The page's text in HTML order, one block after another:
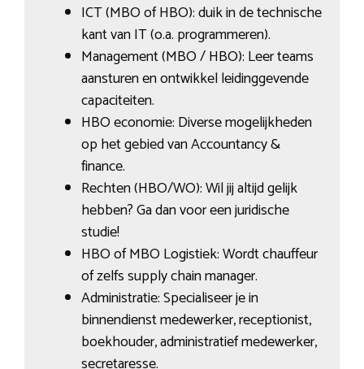
ICT (MBO of HBO): duik in de technische
kant van IT (o.a. programmeren).
Management (MBO / HBO): Leer teams
aansturen en ontwikkel leidinggevende
capaciteiten.
HBO economie: Diverse mogelijkheden
op het gebied van Accountancy &
finance.
Rechten (HBO/WO): Wil jij altijd gelijk
hebben? Ga dan voor een juridische
studie!
HBO of MBO Logistiek: Wordt chauffeur
of zelfs supply chain manager.
Administratie: Specialiseer je in
binnendienst medewerker, receptionist,
boekhouder, administratief medewerker,